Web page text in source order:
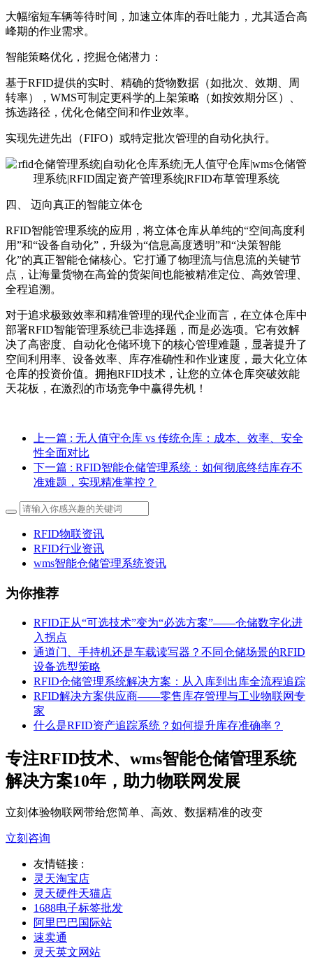
大幅缩短车辆等待时间，加速立体库的吞吐能力，尤其适合高
峰期的作业需求。
智能策略优化，挖掘仓储潜力：
基于RFID提供的实时、精确的货物数据（如批次、效期、周
转率），WMS可制定更科学的上架策略（如按效期分区）、
拣选路径，优化仓储空间和作业效率。
实现先进先出（FIFO）或特定批次管理的自动化执行。
四、 迈向真正的智能立体仓
RFID智能管理系统的应用，将立体仓库从单纯的“空间高度利
用”和“设备自动化”，升级为“信息高度透明”和“决策智能
化”的真正智能仓储核心。它打通了物理流与信息流的关键节
点，让海量货物在高耸的货架间也能被精准定位、高效管理、
全程追溯。
对于追求极致效率和精准管理的现代企业而言，在立体仓库中
部署RFID智能管理系统已非选择题，而是必选项。它有效解
决了高密度、自动化仓储环境下的核心管理难题，显著提升了
空间利用率、设备效率、库存准确性和作业速度，最大化立体
仓库的投资价值。拥抱RFID技术，让您的立体仓库突破效能
天花板，在激烈的市场竞争中赢得先机！
上一篇 : 无人值守仓库 vs 传统仓库：成本、效率、安全
性全面对比
下一篇 : RFID智能仓储管理系统：如何彻底终结库存不
准难题，实现精准掌控？
RFID物联资讯
RFID行业资讯
wms智能仓储管理系统资讯
为你推荐
RFID正从“可选技术”变为“必选方案”——仓储数字化进
入拐点
通道门、手持机还是车载读写器？不同仓储场景的RFID
设备选型策略
RFID仓储管理系统解决方案：从入库到出库全流程追踪
RFID解决方案供应商——零售库存管理与工业物联网专
家
什么是RFID资产追踪系统？如何提升库存准确率？
专注RFID技术、wms智能仓储管理系统
解决方案10年，助力物联网发展
立刻体验物联网带给您简单、高效、数据精准的改变
立刻咨询
友情链接 :
灵天淘宝店
灵天硬件天猫店
1688电子标签批发
阿里巴巴国际站
速卖通
灵天英文网站